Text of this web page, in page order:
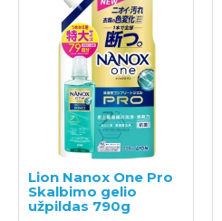
Lion Nanox One Pro
Skalbimo gelio
užpildas 790g